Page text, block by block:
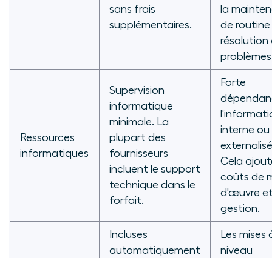
sans frais
supplémentaires.
la
de
résolution
Ressources
informatiques
Supervision
informatique
minimale. La
plupart des
fournisseurs
incluent le support
technique dans le
forfait.
Forte
interne ou
Cela
coûts de
d'œuvre
gestion.
Incluses
automatiquement
Les mises
niveau